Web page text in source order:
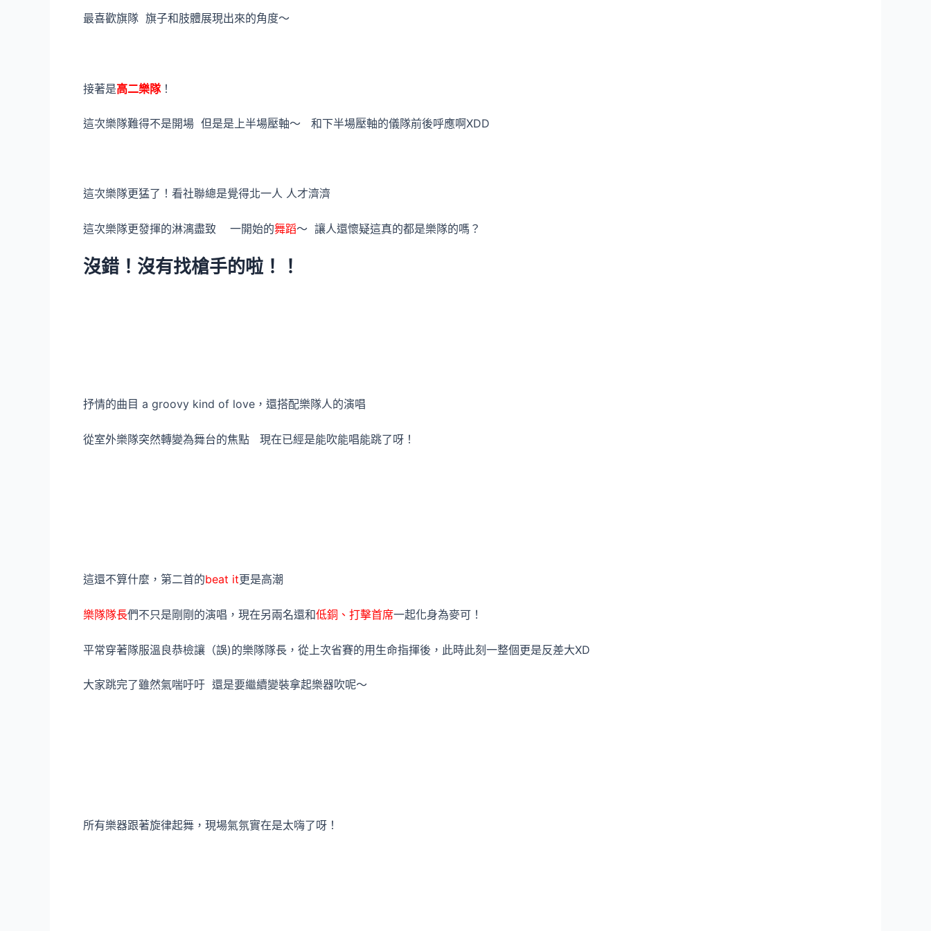
最喜歡旗隊 旗子和肢體展現出來的角度～
接著是高二樂隊！
這次樂隊難得不是開場 但是是上半場壓軸～ 和下半場壓軸的儀隊前後呼應啊XDD
這次樂隊更猛了！看社聯總是覺得北一人 人才濟濟
這次樂隊更發揮的淋漓盡致 一開始的舞蹈～ 讓人還懷疑這真的都是樂隊的嗎？
沒錯！沒有找槍手的啦！！
抒情的曲目 a groovy kind of love，還搭配樂隊人的演唱
從室外樂隊突然轉變為舞台的焦點 現在已經是能吹能唱能跳了呀！
這還不算什麼，第二首的beat it更是高潮
樂隊隊長們不只是剛剛的演唱，現在另兩名還和低銅、打擊首席一起化身為麥可！
平常穿著隊服溫良恭檢讓（誤)的樂隊隊長，從上次省賽的用生命指揮後，此時此刻一整個更是反差大XD
大家跳完了雖然氣喘吁吁 還是要繼續變裝拿起樂器吹呢～
所有樂器跟著旋律起舞，現場氣氛實在是太嗨了呀！